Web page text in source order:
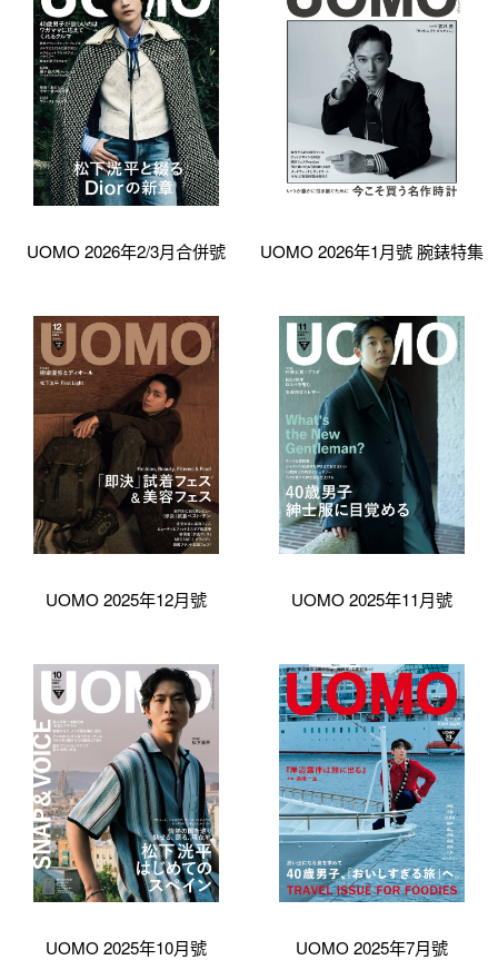
UOMO 2026年2/3月合併號 UOMO 2026年1月號 腕錶特集
UOMO 2025年12月號 UOMO 2025年11月號
UOMO 2025年10月號 UOMO 2025年7月號